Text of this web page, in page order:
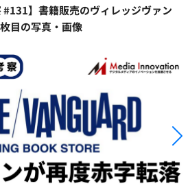
#131】書籍販売のヴィレッジヴァン
目の写真・画像